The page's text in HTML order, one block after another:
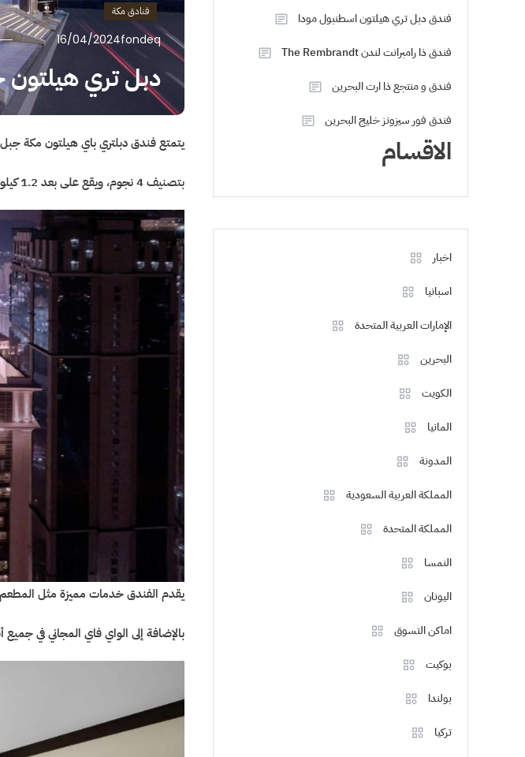
فنادق مكة
16/04/2024fondeq
دبل تري
يتمتع فندق دبلتري باي هيلتون مكة جبل
بتصنيف 4 نجوم، ويقع على بعد 1.2 كيلومتر من المسجد الحرام (
يقدم الفندق خدمات مميزة مثل
بالإضافة إلى الواي فاي المجاني في جميع
فندق دبل تري هيلتون اسطنبول مودا
فندق ذا رامبرانت لندن The Rembrandt
فندق و منتجع ذا ارت البحرين
فندق فور سيزونز خليج البحرين
الاقسام
اخبار
اسبانيا
الإمارات العربية المتحدة
البحرين
الكويت
المانيا
المدونة
المملكة العربية السعودية
المملكة المتحدة
النمسا
اليونان
اماكن التسوق
بوكيت
بولندا
تركيا